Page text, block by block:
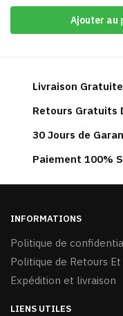
Ajouter au
Livraison
Retours Gratuits
30 Jours de
Paiement 100%
INFORMATIONS
Politique de
Politique de Retours
Expédition et livraison
LIENS UTILES